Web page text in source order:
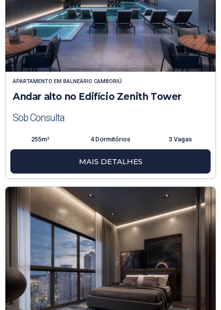
APARTAMENTO EM BALNEÁRIO CAMBORIÚ
Andar alto no Edifício Zenith Tower
Sob Consulta
255m² 4 Dormitórios 3 Vagas
MAIS DETALHES